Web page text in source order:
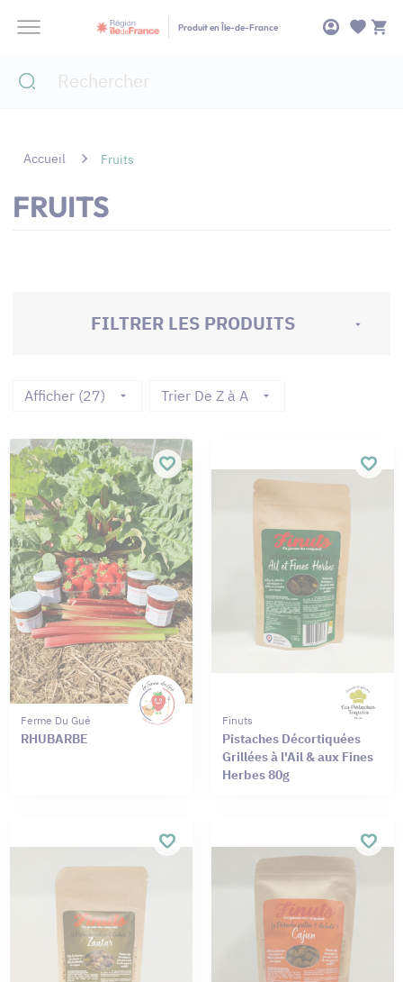
Produit en Île-de-France
Accueil Fruits
FRUITS
FILTRER LES PRODUITS
Afficher (27) Trier De Z à A
Ferme Du Gué
RHUBARBE
Finuts
Pistaches Décortiquées
Grillées à l'Ail & aux Fines
Herbes 80g